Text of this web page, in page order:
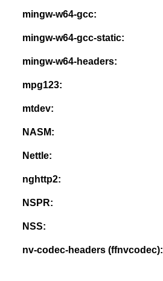
mingw-w64-gcc:
mingw-w64-gcc-static:
mingw-w64-headers:
mpg123:
mtdev:
NASM:
Nettle:
nghttp2:
NSPR:
NSS:
nv-codec-headers (ffnvcodec):